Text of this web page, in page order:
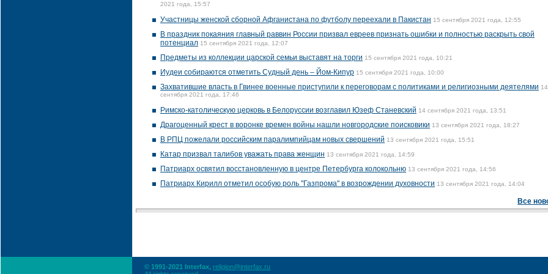
2021 года, 15:57
Участницы женской сборной Афганистана по футболу переехали в Пакистан 15 сентября 2021 года, 12:55
В праздник покаяния главный раввин России призвал евреев признать ошибки и полностью раскрыть свой
потенциал 15 сентября 2021 года, 12:07
Предметы из коллекции царской семьи выставят на торги 15 сентября 2021 года, 10:21
Иудеи собираются отметить Судный день – Йом-Кипур 15 сентября 2021 года, 10:00
Захватившие власть в Гвинее военные приступили к переговорам с политиками и религиозными деятелями 14
сентября 2021 года, 17:46
Римско-католическую церковь в Белоруссии возглавил Юзеф Станевский 14 сентября 2021 года, 13:51
Драгоценный крест в воронке времен войны нашли новгородские поисковики 13 сентября 2021 года, 18:27
В РПЦ пожелали российским паралимпийцам новых свершений 13 сентября 2021 года, 15:51
Катар призвал талибов уважать права женщин 13 сентября 2021 года, 14:59
Патриарх освятил восстановленную в центре Петербурга колокольню 13 сентября 2021 года, 14:56
Патриарх Кирилл отметил особую роль "Газпрома" в возрождении духовности 13 сентября 2021 года, 14:04
Все
© 1991-2021 Interfax, religion@interfax.ru